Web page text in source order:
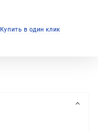
Купить в один клик